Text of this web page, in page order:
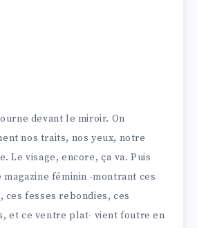
devant le miroir. On
nos traits, nos yeux, notre
Le visage, encore, ça va. Puis
féminin -montrant ces
ces fesses rebondies, ces
et ce ventre plat- vient foutre en